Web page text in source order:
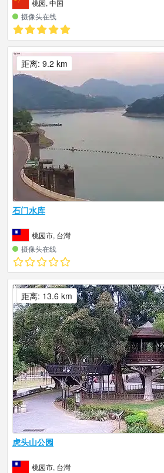
桃园, 中国
摄像头在线
石门水库
桃园市, 台灣
摄像头在线
距离: 9.2 km
虎头山公园
桃园市, 台灣
距离: 13.6 km